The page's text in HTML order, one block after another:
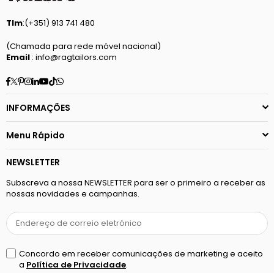
Tlm:(+351) 913 741 480
(Chamada para rede móvel nacional)
Email : info@ragtailors.com
Facebook
Twitter
Pinterest
Instagram
Linkedin
YouTube
TikTok
Whatsapp
INFORMAÇÕES
Menu Rápido
NEWSLETTER
Subscreva a nossa NEWSLETTER para ser o primeiro a receber as
nossas novidades e campanhas.
Concordo em receber comunicações de marketing e aceito
a Política de Privacidade.